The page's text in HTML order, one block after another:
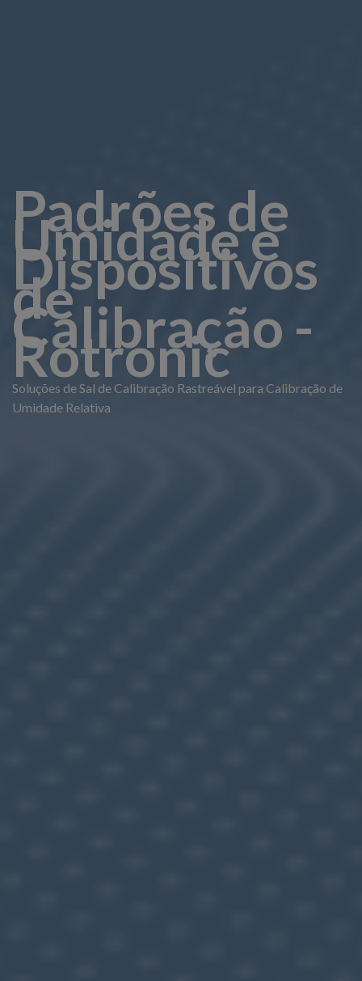
Padrões de
Umidade e
Dispositivos
de
Calibração -
Rotronic
Soluções de Sal de Calibração Rastreável para Calibração de
Umidade Relativa